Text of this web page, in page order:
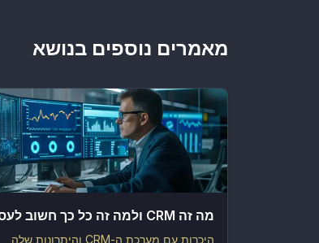
מאמרים נוספים בנושא
מה זה CRM ולמה זה כל כך חשוב לעסק שלך
היכרות עם מערכת ה-CRM והיתרונות שלה